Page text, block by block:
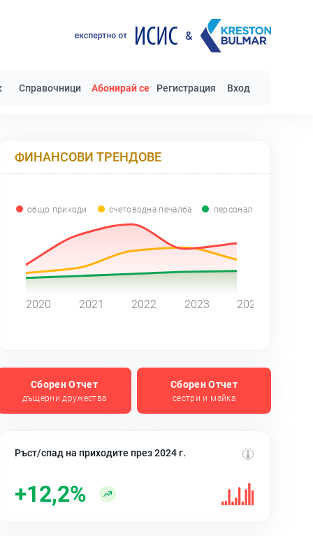
Справочници Абонирай се Регистрация Вход
ФИНАНСОВИ ТРЕНДОВЕ
общо приходи счетоводна печалба персонал
2020 2021 2022 2023 2024
Сборен Отчет
дъщерни дружества
Сборен Отчет
сестри и майка
Ръст/спад на приходите през 2024 г.
+12,2%